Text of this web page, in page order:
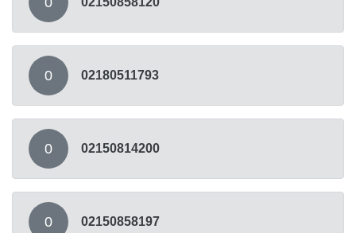
0 02180511793
0 02150814200
0 02150858197